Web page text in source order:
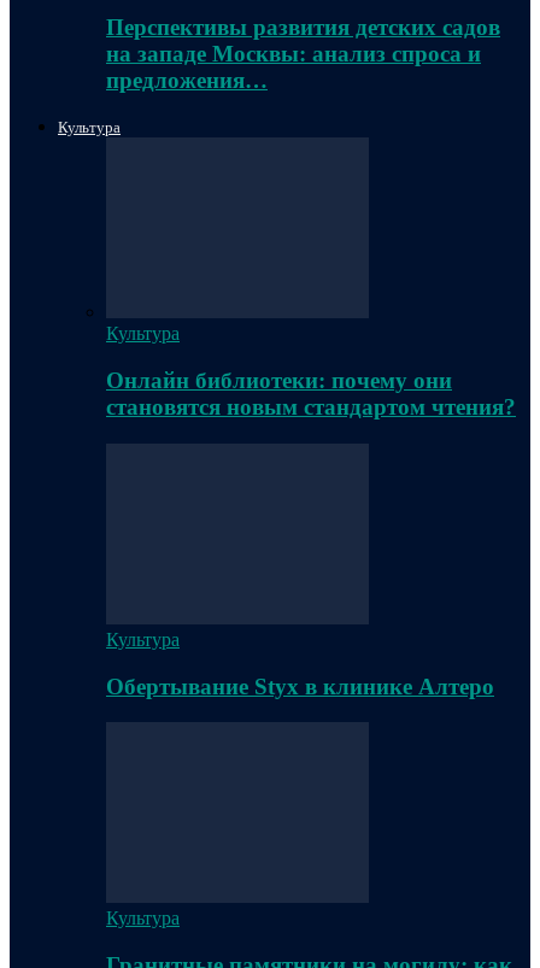
Перспективы развития детских садов
на западе Москвы: анализ спроса и
предложения…
Культура
Культура
Онлайн библиотеки: почему они
становятся новым стандартом чтения?
Культура
Обертывание Styx в клинике Алтеро
Культура